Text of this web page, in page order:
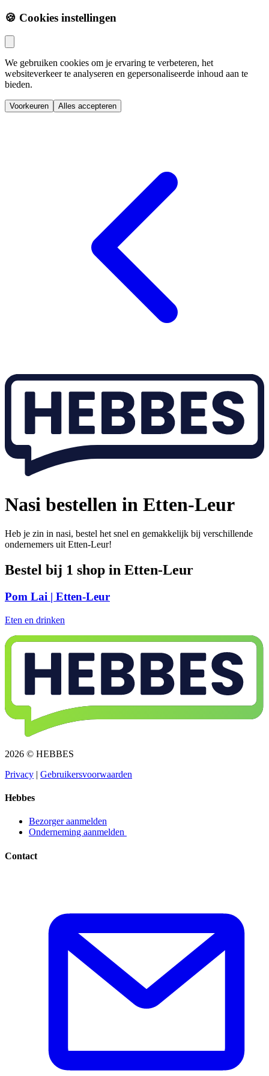
🍪 Cookies instellingen
We gebruiken cookies om je ervaring te verbeteren, het
websiteverkeer te analyseren en gepersonaliseerde inhoud aan te
bieden.
Voorkeuren Alles accepteren
Nasi bestellen in Etten-Leur
Heb je zin in nasi, bestel het snel en gemakkelijk bij verschillende
ondernemers uit Etten-Leur!
Bestel bij 1 shop in Etten-Leur
Pom Lai | Etten-Leur
Eten en drinken
2026 © HEBBES
Privacy​​​​‌ ‍ ​‍​‍‌‍ ‌ ​‍‌‍‍‌‌‍‌ ‌‍‍‌‌‍ ‍​‍​‍​ ‍‍​‍​‍‌ ​ ‌‍​‌‌‍ ‍‌‍‍‌‌ ‌​‌ ‍‌​‍ ‍‌‍‍‌‌‍ ​‍​‍​‍ ​​‍​‍‌‍‍​‌ ​‍‌‍‌‌‌‍‌‍​‍​‍​ ‍‍​‍​‍‌‍‍​‌ ‌​‌ ‌​‌ ​​​ ‍‍​‍ ​‍ ‌‍ ​‌‍ ‌‍​ ‌‍​‌‌‍ ​‌‍‍​‌‍ ‌ ​ ‌ ‌​​ ‍‍​ ​ ​ ​ ​ ​ ​ ​ ​‍ ‌‍‍‌‌‍ ‍‌ ‌​‌‍‌‌‌‍ ‍‌ ‌​​‍ ‌‍‌‌‌‍‌​‌‍‍‌‌ ‌​​‍ ‌‍ ‌‌‍ ‌‍‌​‌‍‌‌​ ‌‌ ​​‌ ​‍‌‍‌‌‌ ​ ‌‍‌‌‌‍ ‍‌ ‌​‌‍​‌‌ ‌​‌‍‍‌‌‍ ‌‍ ‍​ ‍ ‌‍‍‌‌‍‌​​ ‌‌‍‌ ‌‍ ​‌‍ ‌‍​‍‌‍​‌‌‍ ​​ ‍ ‌ ‌​‌ ‍‌‌ ​​‌‍‌‌​ ‌‌‍‌ ‌‍ ​‌‍ ‌‍​‍‌‍​‌‌‍ ​​ ‍ ‌ ​​‌‍​‌‌ ‌​‌‍‍​​ ‌‌‍‌‍‌‍ ‌‍ ‌ ‌​‌‍‌‌‌ ​‍​‍ ‍‌‍ ​‌‍‌‌‌‍‌ ‌‍​‌‌‍ ​​‍‌‌​ ‌‌‌​​‍‌‌ ‌‍‍ ‌‍‌‌‌ ‍‌​‍‌‌​ ​ ‌​‌​​‍‌‌​ ​ ‌​‌​​‍‌‌​ ​‍​ ​‍​ ​‌​ ‍​‌‍‌‌​ ‌‍‌‍‌​‌‍‌‌‌‍‌‌​ ‌‍​ ​ ​ ‍‌​ ‌‌​ ‌​​‍‌‌​ ​‍​ ​‍​‍‌‌​ ‌‌‌​‌​​‍ ‍‌‍ ​‌‍​‌‌‍​‍‌‍‌‌‌‍ ​​ ‌‍​‍‌‍​‌‌ ​ ‌‍‌‌‌‌‌‌‌ ​‍‌‍ ​​ ‌‌‍‍​‌ ‌​‌ ‌​‌ ​​​‍‌‌​ ​ ‌​​‌​‍‌‌​ ​‍‌​‌‍​‍‌‌​ ​‍‌​‌‍‌‍ ​‌‍ ‌‍​ ‌‍​‌‌‍ ​‌‍‍​‌‍ ‌ ​ ‌ ‌​​‍‌‌​ ​ ‌​​‌​ ​ ​ ​ ​ ​ ​ ​ ​‍‌‍‌‍‍‌‌‍‌​​ ‌‌‍‌ ‌‍ ​‌‍ ‌‍​‍‌‍​‌‌‍ ​​‍‌‍‌ ‌​‌ ‍‌‌ ​​‌‍‌‌​ ‌‌‍‌ ‌‍ ​‌‍ ‌‍​‍‌‍​‌‌‍ ​​‍‌‍‌ ​​‌‍​‌‌ ‌​‌‍‍​​ ‌‌‍‌‍‌‍ ‌‍ ‌ ‌​‌‍‌‌‌ ​‍​‍ ‍‌‍ ​‌‍‌‌‌‍‌ ‌‍​‌‌‍ ​​‍‌‌​ ‌‌‌​​‍‌‌ ‌‍‍ ‌‍‌‌‌ ‍‌​‍‌‌​ ​ ‌​‌​​‍‌‌​ ​ ‌​‌​​‍‌‌​ ​‍​ ​‍​ ​‌​ ‍​‌‍‌‌​ ‌‍‌‍‌​‌‍‌‌‌‍‌‌​ ‌‍​ ​ ​ ‍‌​ ‌‌​ ‌​​‍‌‌​ ​‍​ ​‍​‍‌‌​ ‌‌‌​‌​​‍ ‍‌‍ ​‌‍​‌‌‍​‍‌‍‌‌‌‍ ​​‍‌‍‌ ​​‌‍‌‌‌ ​‍‌ ​ ‌ ​​‌‍‌‌‌‍​ ‌ ‌​‌‍‍‌‌ ‌‍‌‍‌‌​ ‌‌ ​​‌ ‌‌‌‍​‍‌‍ ​‌‍‍‌‌ ​ ‌‍‍​‌‍‌‌‌‍‌​​‍​‍‌ ‌ | Gebruikersvoorwaarden​​​​‌ ‍ ​‍​‍‌‍ ‌ ​‍‌‍‍‌‌‍‌ ‌‍‍‌‌‍ ‍​‍​‍​ ‍‍​‍​‍‌ ​ ‌‍​‌‌‍ ‍‌‍‍‌‌ ‌​‌ ‍‌​‍ ‍‌‍‍‌‌‍ ​‍​‍​‍ ​​‍​‍‌‍‍​‌ ​‍‌‍‌‌‌‍‌‍​‍​‍​ ‍‍​‍​‍‌‍‍​‌ ‌​‌ ‌​‌ ​​​ ‍‍​‍ ​‍ ‌‍ ​‌‍ ‌‍​ ‌‍​‌‌‍ ​‌‍‍​‌‍ ‌ ​ ‌ ‌​​ ‍‍​ ​ ​ ​ ​ ​ ​ ​ ​‍ ‌‍‍‌‌‍ ‍‌ ‌​‌‍‌‌‌‍ ‍‌ ‌​​‍ ‌‍‌‌‌‍‌​‌‍‍‌‌ ‌​​‍ ‌‍ ‌‌‍ ‌‍‌​‌‍‌‌​ ‌‌ ​​‌ ​‍‌‍‌‌‌ ​ ‌‍‌‌‌‍ ‍‌ ‌​‌‍​‌‌ ‌​‌‍‍‌‌‍ ‌‍ ‍​ ‍ ‌‍‍‌‌‍‌​​ ‌‌‍‌ ‌‍ ​‌‍ ‌‍​‍‌‍​‌‌‍ ​​ ‍ ‌ ‌​‌ ‍‌‌ ​​‌‍‌‌​ ‌‌‍‌ ‌‍ ​‌‍ ‌‍​‍‌‍​‌‌‍ ​​ ‍ ‌ ​​‌‍​‌‌ ‌​‌‍‍​​ ‌‌‍‌‍‌‍ ‌‍ ‌ ‌​‌‍‌‌‌ ​‍​‍ ‍‌‍ ​‌‍‌‌‌‍‌ ‌‍​‌‌‍ ​​‍‌‌​ ‌‌‌​​‍‌‌ ‌‍‍ ‌‍‌‌‌ ‍‌​‍‌‌​ ​ ‌​‌​​‍‌‌​ ​ ‌​‌​​‍‌‌​ ​‍​ ​‍​ ​​‌‍​ ‌‍‌‍​ ‌‍​ ‌​‌‍‌​​ ​ ‌‍‌‌​ ​ ​ ​‌​ ‍‌​ ​‍​‍‌‌​ ​‍​ ​‍​‍‌‌​ ‌‌‌​‌​​‍ ‍‌‍ ​‌‍​‌‌‍​‍‌‍‌‌‌‍ ​​ ‌‍​‍‌‍​‌‌ ​ ‌‍‌‌‌‌‌‌‌ ​‍‌‍ ​​ ‌‌‍‍​‌ ‌​‌ ‌​‌ ​​​‍‌‌​ ​ ‌​​‌​‍‌‌​ ​‍‌​‌‍​‍‌‌​ ​‍‌​‌‍‌‍ ​‌‍ ‌‍​ ‌‍​‌‌‍ ​‌‍‍​‌‍ ‌ ​ ‌ ‌​​‍‌‌​ ​ ‌​​‌​ ​ ​ ​ ​ ​ ​ ​ ​‍‌‍‌‍‍‌‌‍‌​​ ‌‌‍‌ ‌‍ ​‌‍ ‌‍​‍‌‍​‌‌‍ ​​‍‌‍‌ ‌​‌ ‍‌‌ ​​‌‍‌‌​ ‌‌‍‌ ‌‍ ​‌‍ ‌‍​‍‌‍​‌‌‍ ​​‍‌‍‌ ​​‌‍​‌‌ ‌​‌‍‍​​ ‌‌‍‌‍‌‍ ‌‍ ‌ ‌​‌‍‌‌‌ ​‍​‍ ‍‌‍ ​‌‍‌‌‌‍‌ ‌‍​‌‌‍ ​​‍‌‌​ ‌‌‌​​‍‌‌ ‌‍‍ ‌‍‌‌‌ ‍‌​‍‌‌​ ​ ‌​‌​​‍‌‌​ ​ ‌​‌​​‍‌‌​ ​‍​ ​‍​ ​​‌‍​ ‌‍‌‍​ ‌‍​ ‌​‌‍‌​​ ​ ‌‍‌‌​ ​ ​ ​‌​ ‍‌​ ​‍​‍‌‌​ ​‍​ ​‍​‍‌‌​ ‌‌‌​‌​​‍ ‍‌‍ ​‌‍​‌‌‍​‍‌‍‌‌‌‍ ​​‍‌‍‌ ​​‌‍‌‌‌ ​‍‌ ​ ‌ ​​‌‍‌‌‌‍​ ‌ ‌​‌‍‍‌‌ ‌‍‌‍‌‌​ ‌‌ ​​‌ ‌‌‌‍​‍‌‍ ​‌‍‍‌‌ ​ ‌‍‍​‌‍‌‌‌‍‌​​‍​‍‌ ‌
Hebbes
Bezorger aanmelden​​​​‌ ‍ ​‍​‍‌‍ ‌ ​‍‌‍‍‌‌‍‌ ‌‍‍‌‌‍ ‍​‍​‍​ ‍‍​‍​‍‌ ​ ‌‍​‌‌‍ ‍‌‍‍‌‌ ‌​‌ ‍‌​‍ ‍‌‍‍‌‌‍ ​‍​‍​‍ ​​‍​‍‌‍‍​‌ ​‍‌‍‌‌‌‍‌‍​‍​‍​ ‍‍​‍​‍‌‍‍​‌ ‌​‌ ‌​‌ ​​​ ‍‍​‍ ​‍ ‌‍ ​‌‍ ‌‍​ ‌‍​‌‌‍ ​‌‍‍​‌‍ ‌ ​ ‌ ‌​​ ‍‍​ ​ ​ ​ ​ ​ ​ ​ ​‍ ‌‍‍‌‌‍ ‍‌ ‌​‌‍‌‌‌‍ ‍‌ ‌​​‍ ‌‍‌‌‌‍‌​‌‍‍‌‌ ‌​​‍ ‌‍ ‌‌‍ ‌‍‌​‌‍‌‌​ ‌‌ ​​‌ ​‍‌‍‌‌‌ ​ ‌‍‌‌‌‍ ‍‌ ‌​‌‍​‌‌ ‌​‌‍‍‌‌‍ ‌‍ ‍​ ‍ ‌‍‍‌‌‍‌​​ ‌‌‍‌ ‌‍ ​‌‍ ‌‍​‍‌‍​‌‌‍ ​​ ‍ ‌ ‌​‌ ‍‌‌ ​​‌‍‌‌​ ‌‌‍‌ ‌‍ ​‌‍ ‌‍​‍‌‍​‌‌‍ ​​ ‍ ‌ ​​‌‍​‌‌ ‌​‌‍‍​​ ‌‌‍‌‍‌‍ ‌‍ ‌ ‌​‌‍‌‌‌ ​‍​‍ ‍‌ ​​‌‍​‌‌‍‌ ‌‍‌‌‌ ​ ​‍‌‌​ ‌‌‌​​‍‌‌ ‌‍‍ ‌‍‌‌‌ ‍‌​‍‌‌​ ​ ‌​‌​​‍‌‌​ ​ ‌​‌​​‍‌‌​ ​‍​ ​‍​ ‌ ​ ​‌‌‍​‍‌‍​ ​ ‌‌​ ‌ ​ ​‌​ ​‍​ ‌​​ ​​‌‍‌‌​ ‍‌​‍‌‌​ ​‍​ ​‍​‍‌‌​ ‌‌‌​‌​​‍ ‍‌‍ ​‌‍​‌‌‍​‍‌‍‌‌‌‍ ​​ ‌‍​‍‌‍​‌‌ ​ ‌‍‌‌‌‌‌‌‌ ​‍‌‍ ​​ ‌‌‍‍​‌ ‌​‌ ‌​‌ ​​​‍‌‌​ ​ ‌​​‌​‍‌‌​ ​‍‌​‌‍​‍‌‌​ ​‍‌​‌‍‌‍ ​‌‍ ‌‍​ ‌‍​‌‌‍ ​‌‍‍​‌‍ ‌ ​ ‌ ‌​​‍‌‌​ ​ ‌​​‌​ ​ ​ ​ ​ ​ ​ ​ ​‍‌‍‌‍‍‌‌‍‌​​ ‌‌‍‌ ‌‍ ​‌‍ ‌‍​‍‌‍​‌‌‍ ​​‍‌‍‌ ‌​‌ ‍‌‌ ​​‌‍‌‌​ ‌‌‍‌ ‌‍ ​‌‍ ‌‍​‍‌‍​‌‌‍ ​​‍‌‍‌ ​​‌‍​‌‌ ‌​‌‍‍​​ ‌‌‍‌‍‌‍ ‌‍ ‌ ‌​‌‍‌‌‌ ​‍​‍ ‍‌ ​​‌‍​‌‌‍‌ ‌‍‌‌‌ ​ ​‍‌‌​ ‌‌‌​​‍‌‌ ‌‍‍ ‌‍‌‌‌ ‍‌​‍‌‌​ ​ ‌​‌​​‍‌‌​ ​ ‌​‌​​‍‌‌​ ​‍​ ​‍​ ‌ ​ ​‌‌‍​‍‌‍​ ​ ‌‌​ ‌ ​ ​‌​ ​‍​ ‌​​ ​​‌‍‌‌​ ‍‌​‍‌‌​ ​‍​ ​‍​‍‌‌​ ‌‌‌​‌​​‍ ‍‌‍ ​‌‍​‌‌‍​‍‌‍‌‌‌‍ ​​‍‌‍‌ ​​‌‍‌‌‌ ​‍‌ ​ ‌ ​​‌‍‌‌‌‍​ ‌ ‌​‌‍‍‌‌ ‌‍‌‍‌‌​ ‌‌ ​​‌ ‌‌‌‍​‍‌‍ ​‌‍‍‌‌ ​ ‌‍‍​‌‍‌‌‌‍‌​​‍​‍‌ ‌
Onderneming aanmelden ​​​​‌ ‍ ​‍​‍‌‍ ‌ ​‍‌‍‍‌‌‍‌ ‌‍‍‌‌‍ ‍​‍​‍​ ‍‍​‍​‍‌ ​ ‌‍​‌‌‍ ‍‌‍‍‌‌ ‌​‌ ‍‌​‍ ‍‌‍‍‌‌‍ ​‍​‍​‍ ​​‍​‍‌‍‍​‌ ​‍‌‍‌‌‌‍‌‍​‍​‍​ ‍‍​‍​‍‌‍‍​‌ ‌​‌ ‌​‌ ​​​ ‍‍​‍ ​‍ ‌‍ ​‌‍ ‌‍​ ‌‍​‌‌‍ ​‌‍‍​‌‍ ‌ ​ ‌ ‌​​ ‍‍​ ​ ​ ​ ​ ​ ​ ​ ​‍ ‌‍‍‌‌‍ ‍‌ ‌​‌‍‌‌‌‍ ‍‌ ‌​​‍ ‌‍‌‌‌‍‌​‌‍‍‌‌ ‌​​‍ ‌‍ ‌‌‍ ‌‍‌​‌‍‌‌​ ‌‌ ​​‌ ​‍‌‍‌‌‌ ​ ‌‍‌‌‌‍ ‍‌ ‌​‌‍​‌‌ ‌​‌‍‍‌‌‍ ‌‍ ‍​ ‍ ‌‍‍‌‌‍‌​​ ‌‌‍‌ ‌‍ ​‌‍ ‌‍​‍‌‍​‌‌‍ ​​ ‍ ‌ ‌​‌ ‍‌‌ ​​‌‍‌‌​ ‌‌‍‌ ‌‍ ​‌‍ ‌‍​‍‌‍​‌‌‍ ​​ ‍ ‌ ​​‌‍​‌‌ ‌​‌‍‍​​ ‌‌‍‌‍‌‍ ‌‍ ‌ ‌​‌‍‌‌‌ ​‍​‍ ‍‌ ​​‌‍​‌‌‍‌ ‌‍‌‌‌ ​ ​‍‌‌​ ‌‌‌​​‍‌‌ ‌‍‍ ‌‍‌‌‌ ‍‌​‍‌‌​ ​ ‌​‌​​‍‌‌​ ​ ‌​‌​​‍‌‌​ ​‍​ ​‍​ ‌ ​ ‌ ​ ‍‌​ ​ ​ ​‌‌‍​ ‌‍​‌​ ‌‍​ ​‌‌‍​‍​ ‌‍‌‍​ ​‍‌‌​ ​‍​ ​‍​‍‌‌​ ‌‌‌​‌​​‍ ‍‌‍ ​‌‍​‌‌‍​‍‌‍‌‌‌‍ ​​ ‌‍​‍‌‍​‌‌ ​ ‌‍‌‌‌‌‌‌‌ ​‍‌‍ ​​ ‌‌‍‍​‌ ‌​‌ ‌​‌ ​​​‍‌‌​ ​ ‌​​‌​‍‌‌​ ​‍‌​‌‍​‍‌‌​ ​‍‌​‌‍‌‍ ​‌‍ ‌‍​ ‌‍​‌‌‍ ​‌‍‍​‌‍ ‌ ​ ‌ ‌​​‍‌‌​ ​ ‌​​‌​ ​ ​ ​ ​ ​ ​ ​ ​‍‌‍‌‍‍‌‌‍‌​​ ‌‌‍‌ ‌‍ ​‌‍ ‌‍​‍‌‍​‌‌‍ ​​‍‌‍‌ ‌​‌ ‍‌‌ ​​‌‍‌‌​ ‌‌‍‌ ‌‍ ​‌‍ ‌‍​‍‌‍​‌‌‍ ​​‍‌‍‌ ​​‌‍​‌‌ ‌​‌‍‍​​ ‌‌‍‌‍‌‍ ‌‍ ‌ ‌​‌‍‌‌‌ ​‍​‍ ‍‌ ​​‌‍​‌‌‍‌ ‌‍‌‌‌ ​ ​‍‌‌​ ‌‌‌​​‍‌‌ ‌‍‍ ‌‍‌‌‌ ‍‌​‍‌‌​ ​ ‌​‌​​‍‌‌​ ​ ‌​‌​​‍‌‌​ ​‍​ ​‍​ ‌ ​ ‌ ​ ‍‌​ ​ ​ ​‌‌‍​ ‌‍​‌​ ‌‍​ ​‌‌‍​‍​ ‌‍‌‍​ ​‍‌‌​ ​‍​ ​‍​‍‌‌​ ‌‌‌​‌​​‍ ‍‌‍ ​‌‍​‌‌‍​‍‌‍‌‌‌‍ ​​‍‌‍‌ ​​‌‍‌‌‌ ​‍‌ ​ ‌ ​​‌‍‌‌‌‍​ ‌ ‌​‌‍‍‌‌ ‌‍‌‍‌‌​ ‌‌ ​​‌ ‌‌‌‍​‍‌‍ ​‌‍‍‌‌ ​ ‌‍‍​‌‍‌‌‌‍‌​​‍​‍‌ ‌
Contact